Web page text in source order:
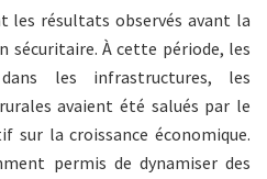
les résultats observés avant la
À cette période, les
les infrastructures, les
avaient été salués par le
sur la croissance économique.
permis de dynamiser des